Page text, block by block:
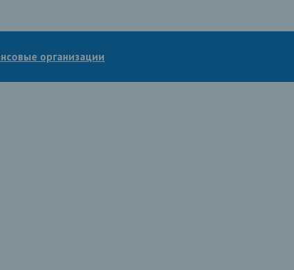
организации